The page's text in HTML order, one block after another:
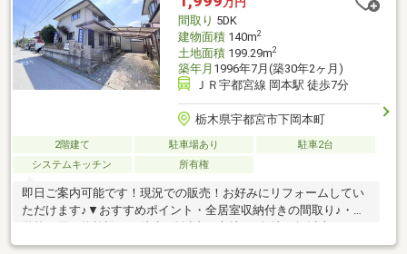
施設の開発計画進行中（開業時期未定、２０２６年以降開業予
定）縦に広がる、圧倒的な開放感。天井高３ｍのリビング
間取り 5DK
建物面積140m2
土地面積199.29m2
築年月 1996年7月(築30年2ヶ月)
ＪＲ宇都宮線 岡本駅 徒歩7分
栃木県宇都宮市下岡本町
2階建て 駐車場あり
駐車2台
システムキッチン
所有権
即日ご案内可能です！現況での販売！お好みにリフォームしてい
ただけます♪▼おすすめポイント・全居室収納付きの間取り♪・小
（199.29平米）▼周辺環境・宇都宮市立岡本小学校まで徒歩7分